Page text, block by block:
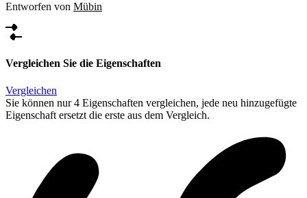
Entworfen von Mübin
Vergleichen Sie die Eigenschaften
Vergleichen
Sie können nur 4 Eigenschaften vergleichen, jede neu hinzugefügte
Eigenschaft ersetzt die erste aus dem Vergleich.